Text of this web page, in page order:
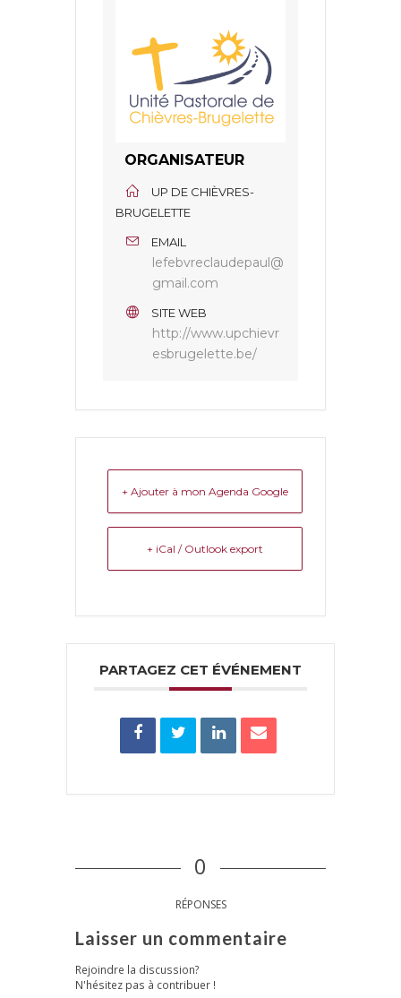
ORGANISATEUR
UP DE CHIÈVRES-
BRUGELETTE
EMAIL
lefebvreclaudepaul@
gmail.com
SITE WEB
http://www.upchievr
esbrugelette.be/
+ Ajouter à mon Agenda Google
+ iCal / Outlook export
PARTAGEZ CET ÉVÉNEMENT
0
RÉPONSES
Laisser un commentaire
Rejoindre la discussion?
N'hésitez pas à contribuer !